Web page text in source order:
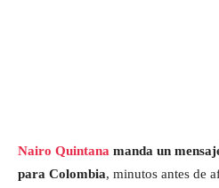
Nairo Quintana manda un
para Colombia, minutos antes de